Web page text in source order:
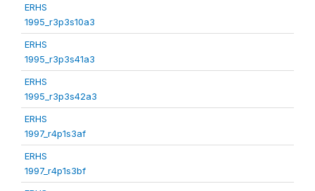
ERHS
1995_r3p3s10a3
ERHS
1995_r3p3s41a3
ERHS
1995_r3p3s42a3
ERHS
1997_r4p1s3af
ERHS
1997_r4p1s3bf